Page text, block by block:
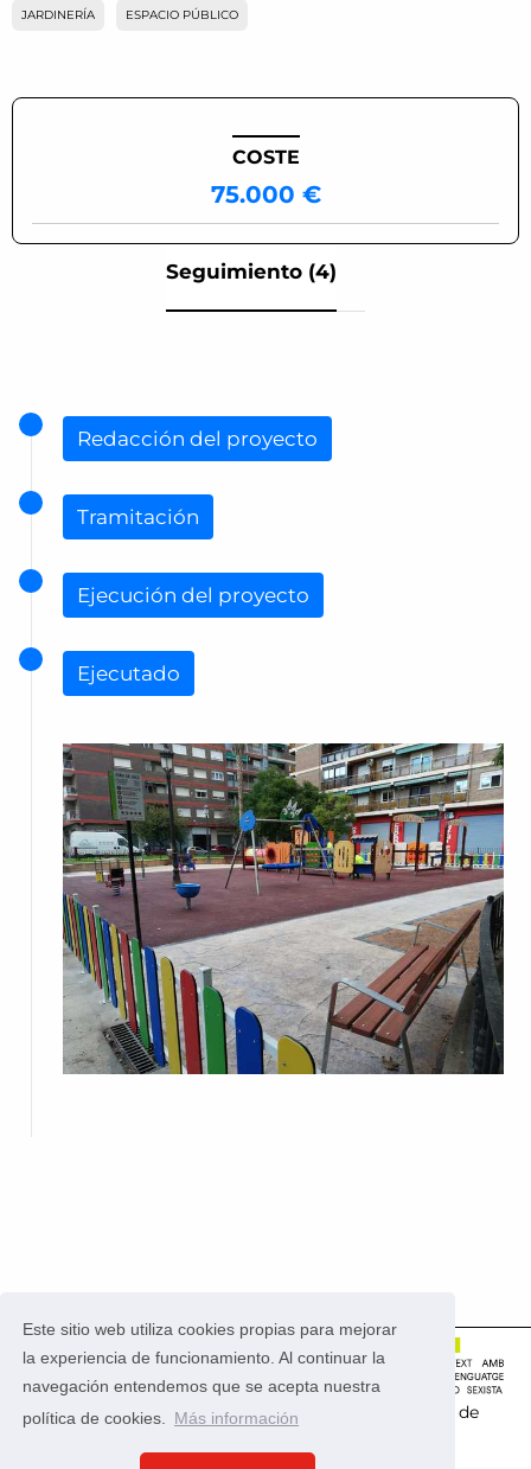
Este sitio web utiliza cookies propias para mejorar
la experiencia de funcionamiento. Al continuar la
navegación entendemos que se acepta nuestra
política de cookies.
Más información
JARDINERÍA ESPACIO PÚBLICO
COSTE
75.000 €
Seguimiento (4)
Redacción del proyecto
Tramitación
Ejecución del proyecto
Ejecutado
Este portal usa laaplicación CONSUL
software de